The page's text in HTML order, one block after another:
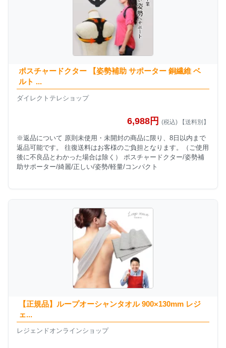
ポスチャードクター 【姿勢補助 サポーター 銅繊維 ベ
ルト ...
ダイレクトテレショップ
6,988円 (税込) 【送料別】
※返品について 原則未使用・未開封の商品に限り、8日以内まで
返品可能です。 往復送料はお客様のご負担となります。（ご使用
後に不良品とわかった場合は除く） ポスチャードクター/姿勢補
助サポーター/綺麗/正しい/姿勢/軽量/コンパクト
【正規品】ループオーシャンタオル 900×130mm レジ
ェ...
レジェンドオンラインショップ